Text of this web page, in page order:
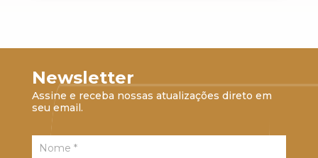
Newsletter
Assine e receba nossas atualizações direto em
seu email.